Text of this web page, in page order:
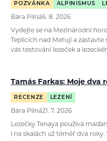
POZVÁNKA ALPINISMUS
Bára Pilná6. 8. 2026
Vydejte se na Mezinárodní
Teplicích nad Metují a zastavte
vás testování lezeček a
Tamás Farkas: Moje dva
RECENZE LEZENÍ
Bára Pilná21. 7. 2026
Lezečky Tenaya používá
i na skalách už téměř dva